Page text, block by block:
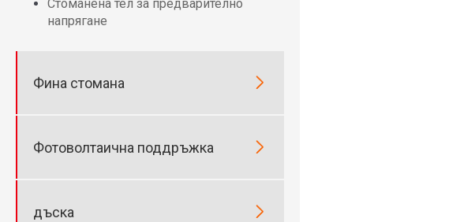
Стоманена тел за предварително
напрягане
Фина стомана 
Фотоволтаична поддръжка 
дъска 